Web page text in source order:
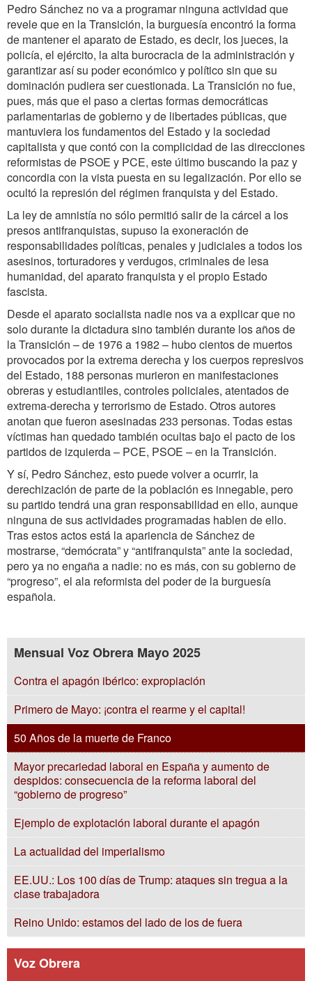
Pedro Sánchez no va a programar ninguna actividad que
revele que en la Transición, la burguesía encontró la forma
de mantener el aparato de Estado, es decir, los jueces, la
policía, el ejército, la alta burocracia de la administración y
garantizar así su poder económico y político sin que su
dominación pudiera ser cuestionada. La Transición no fue,
pues, más que el paso a ciertas formas democráticas
parlamentarias de gobierno y de libertades públicas, que
mantuviera los fundamentos del Estado y la sociedad
capitalista y que contó con la complicidad de las direcciones
reformistas de PSOE y PCE, este último buscando la paz y
concordia con la vista puesta en su legalización. Por ello se
ocultó la represión del régimen franquista y del Estado.
La ley de amnistía no sólo permitió salir de la cárcel a los
presos antifranquistas, supuso la exoneración de
responsabilidades políticas, penales y judiciales a todos los
asesinos, torturadores y verdugos, criminales de lesa
humanidad, del aparato franquista y el propio Estado
fascista.
Desde el aparato socialista nadie nos va a explicar que no
solo durante la dictadura sino también durante los años de
la Transición – de 1976 a 1982 – hubo cientos de muertos
provocados por la extrema derecha y los cuerpos represivos
del Estado, 188 personas murieron en manifestaciones
obreras y estudiantiles, controles policiales, atentados de
extrema-derecha y terrorismo de Estado. Otros autores
anotan que fueron asesinadas 233 personas. Todas estas
víctimas han quedado también ocultas bajo el pacto de los
partidos de izquierda – PCE, PSOE – en la Transición.
Y sí, Pedro Sánchez, esto puede volver a ocurrir, la
derechización de parte de la población es innegable, pero
su partido tendrá una gran responsabilidad en ello, aunque
ninguna de sus actividades programadas hablen de ello.
Tras estos actos está la apariencia de Sánchez de
mostrarse, “demócrata” y “antifranquista” ante la sociedad,
pero ya no engaña a nadie: no es más, con su gobierno de
“progreso”, el ala reformista del poder de la burguesía
española.
Mensual Voz Obrera Mayo 2025
Contra el apagón ibérico: expropiación
Primero de Mayo: ¡contra el rearme y el capital!
50 Años de la muerte de Franco
Mayor precariedad laboral en España y aumento de
despidos: consecuencia de la reforma laboral del
“gobierno de progreso”
Ejemplo de explotación laboral durante el apagón
La actualidad del imperialismo
EE.UU.: Los 100 días de Trump: ataques sin tregua a la
clase trabajadora
Reino Unido: estamos del lado de los de fuera
Voz Obrera